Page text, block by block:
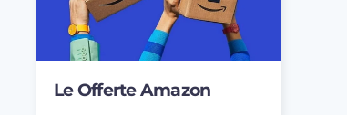
Le Offerte Amazon